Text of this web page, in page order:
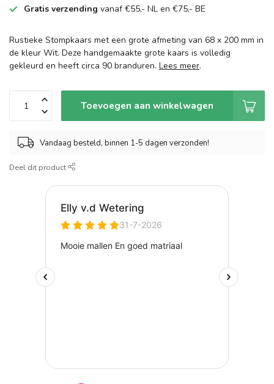
Gratis verzending vanaf €55,- NL en €75,- BE
Rustieke Stompkaars met een grote afmeting van 68 x 200 mm in
de kleur Wit. Deze handgemaakte grote kaars is volledig
gekleurd en heeft circa 90 branduren. Lees meer.
Toevoegen aan winkelwagen
Vandaag besteld, binnen 1-5 dagen verzonden!
Deel dit product